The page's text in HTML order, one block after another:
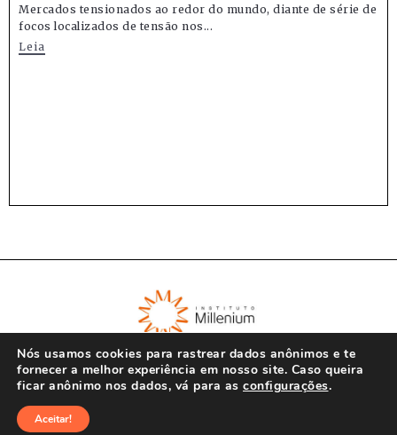
Mercados tensionados ao redor do mundo, diante de série de
focos localizados de tensão nos...
Leia
Nós usamos cookies para rastrear dados anônimos e te
fornecer a melhor experiência em nosso site. Caso queira
ficar anônimo nos dados, vá para as configurações.
Aceitar!